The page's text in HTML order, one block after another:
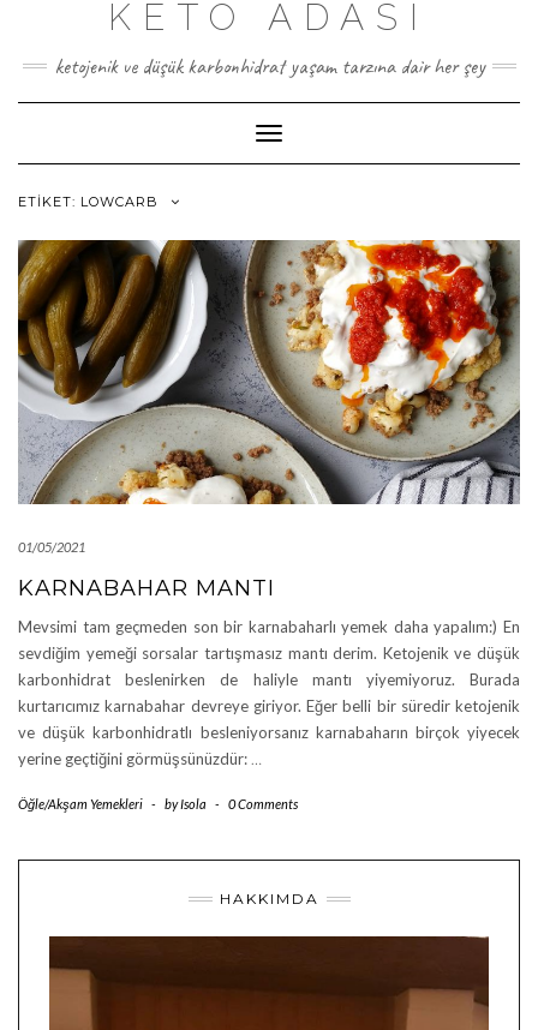
KETO ADASI
ketojenik ve düşük karbonhidrat yaşam tarzına dair her şey
Toggle
Navigation
ETIKET: LOWCARB
01/05/2021
KARNABAHAR MANTI
Mevsimi tam geçmeden son bir karnabaharlı yemek daha yapalım:) En
sevdiğim yemeği sorsalar tartışmasız mantı derim. Ketojenik ve düşük
karbonhidrat beslenirken de haliyle mantı yiyemiyoruz. Burada
kurtarıcımız karnabahar devreye giriyor. Eğer belli bir süredir ketojenik
ve düşük karbonhidratlı besleniyorsanız karnabaharın birçok yiyecek
yerine geçtiğini görmüşsünüzdür: …
Öğle/Akşam Yemekleri - byIsola - 0 Comments
HAKKIMDA